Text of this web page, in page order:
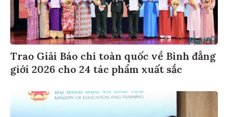
Trao Giải Báo chí toàn quốc về Bình đẳng
giới 2026 cho 24 tác phẩm xuất sắc